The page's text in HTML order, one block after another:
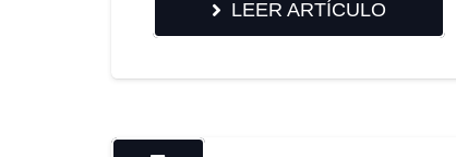
LEER ARTÍCULO